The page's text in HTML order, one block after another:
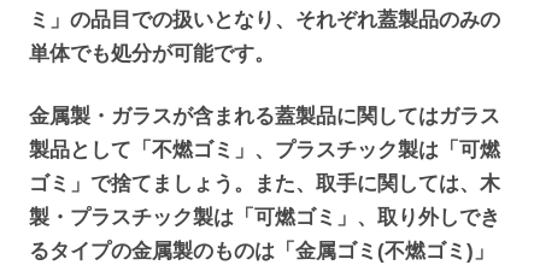
ミ」の品目での扱いとなり、それぞれ蓋製品のみの
単体でも処分が可能です。
金属製・ガラスが含まれる蓋製品に関してはガラス
製品として「不燃ゴミ」、プラスチック製は「可燃
ゴミ」で捨てましょう。また、取手に関しては、木
製・プラスチック製は「可燃ゴミ」、取り外しでき
るタイプの金属製のものは「金属ゴミ(不燃ゴミ)」